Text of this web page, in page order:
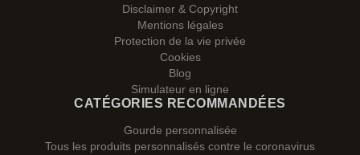
Disclaimer & Copyright
Mentions légales
Protection de la vie privée
Cookies
Blog
Simulateur en ligne
CATÉGORIES RECOMMANDÉES
Gourde personnalisée
Tous les produits personnalisés contre le coronavirus